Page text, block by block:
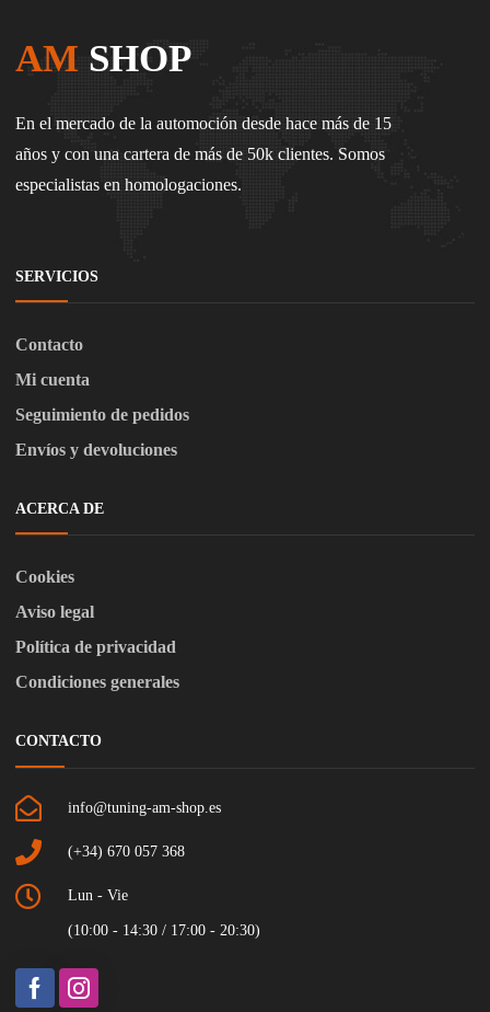
AM SHOP
En el mercado de la automoción desde hace más de 15
años y con una cartera de más de 50k clientes. Somos
especialistas en homologaciones.
SERVICIOS
Contacto
Mi cuenta
Seguimiento de pedidos
Envíos y devoluciones
ACERCA DE
Cookies
Aviso legal
Política de privacidad
Condiciones generales
CONTACTO
info@tuning-am-shop.es
(+34) 670 057 368
Lun - Vie
(10:00 - 14:30 / 17:00 - 20:30)